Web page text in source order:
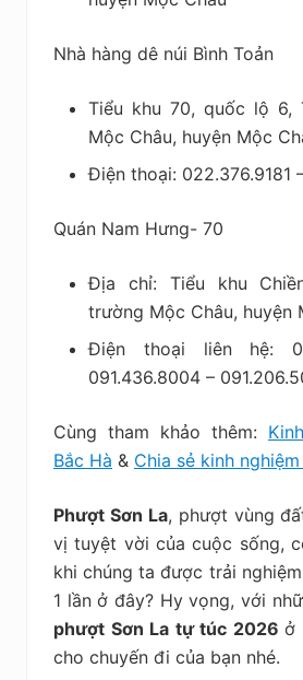
Nhà hàng dê núi Bình Toản
Tiểu khu 70, quốc lộ 6,
Mộc Châu, huyện Mộc
Điện thoại: 022.376.9181
Quán Nam Hưng- 70
Địa chỉ: Tiểu khu
trường Mộc Châu, huyện
Điện thoại liên hệ:
091.436.8004 –
Cùng tham khảo thêm:
Bắc Hà & Chia sẻ kinh
Phượt Sơn La, phượt vùng
vị tuyệt vời của cuộc sống,
khi chúng ta được trải
1 lần ở đây? Hy vọng, với
phượt Sơn La tự túc 2026 ở
cho chuyến đi của bạn nhé.